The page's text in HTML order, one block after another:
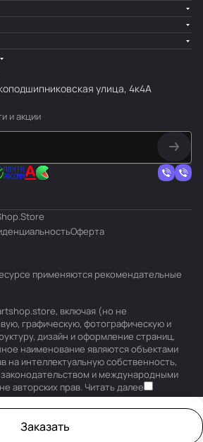
Заказать
улица, 4к4А
и акции
Оферта
применяются рекомендательные
включая (но не
графическую, фотографическую и
дизайн и оформление страниц,
наименование являются объектами
на интеллектуальную собственность,
и международными
авторских прав. Читать далее